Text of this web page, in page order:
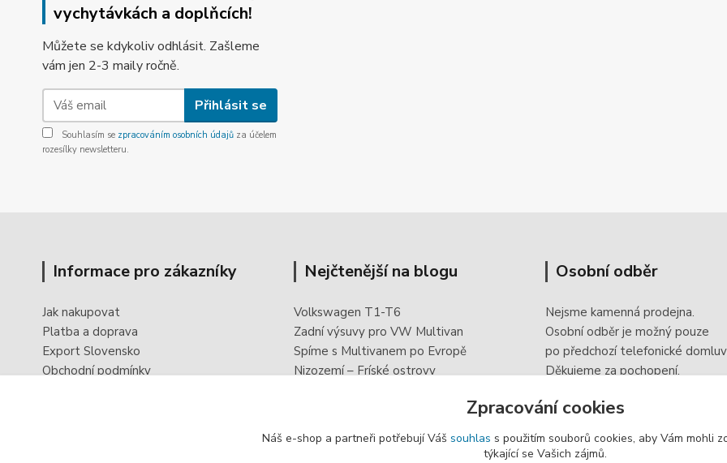
vychytávkách a doplňcích!
Můžete se kdykoliv odhlásit. Zašleme
vám jen 2-3 maily ročně.
Přihlásit se
Souhlasím se zpracováním osobních údajů za účelem
rozesílky newsletteru.
Informace pro zákazníky
Jak nakupovat
Platba a doprava
Export Slovensko
Obchodní podmínky
Nejčtenější na blogu
Volkswagen T1-T6
Zadní výsuvy pro VW Multivan
Spíme s Multivanem po Evropě
Nizozemí – Fríské ostrovy
Osobní odběr
Nejsme kamenná prodejna.
Osobní odběr je možný pouze
po předchozí telefonické
Děkujeme za pochopení.
Zpracování cookies
Náš e-shop a partneři potřebují Váš souhlas s použitím souborů cookies, aby Vám mohli
týkající se Vašich zájmů.